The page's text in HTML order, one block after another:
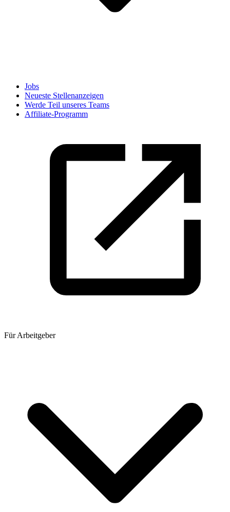
Jobs
Neueste Stellenanzeigen
Werde Teil unseres Teams
Affiliate-Programm
Für Arbeitgeber